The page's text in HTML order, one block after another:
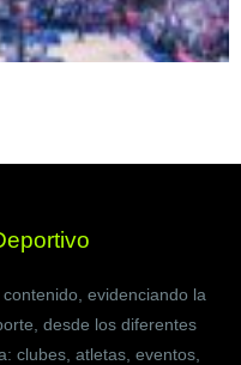
evidenciando la
desde los diferentes
clubes, atletas, eventos,